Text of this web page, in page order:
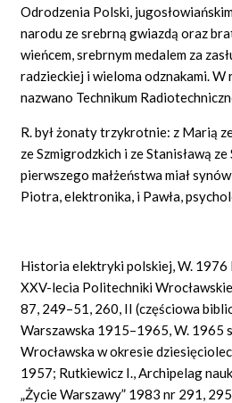
Odrodzenia Polski,
narodu ze srebrną gwiazdą oraz
wieńcem, srebrnym medalem za
radzieckiej i wieloma odznakami. W
nazwano Technikum
R. był żonaty trzykrotnie: z Marią
ze Szmigrodzkich i ze Stanisławą
pierwszego małżeństwa miał
Piotra, elektronika, i Pawła,
Historia elektryki polskiej, W.
XXV-lecia Politechniki
87, 249–51, 260, II (częściowa
Warszawska 1915–1965, W. 1965
Wrocławska w okresie
1957; Rutkiewicz I., Archipelag
„Życie Warszawy” 1983 nr 291,